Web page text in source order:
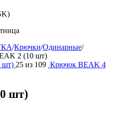
/Крючки/Одинарные/
2 (10 шт)
шт) 25 из 109 Крючок BEAK 4
шт)